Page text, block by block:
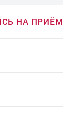
андролога
НА ПРИЁМ